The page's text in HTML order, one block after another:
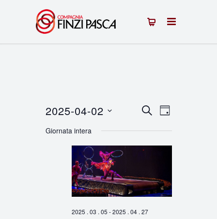
Eventi
Ricerca
e
Navigazione
CERCAEvento
Viste
GIORNO
2025-04-02
la
Giornata intera
2025 . 03 . 05 -2025 . 04 . 27